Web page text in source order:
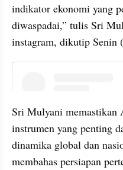
indikator ekonomi yang
diwaspadai,” tulis Sri
instagram, dikutip Senin
Sri Mulyani memastikan
instrumen yang penting
dinamika global dan
membahas persiapan